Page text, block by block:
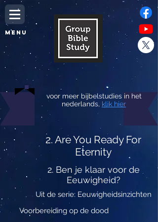
MENU
voor meer bijbelstudies in het
nederlands, klik hier
2. Are You Ready For
Eternity
2. Ben je klaar voor de
Eeuwigheid?
Uit de serie: Eeuwigheidsinzichten
Voorbereiding op de dood